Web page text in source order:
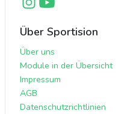
Über Sportision
Über uns
Module in der Übersicht
Impressum
AGB
Datenschutzrichtlinien